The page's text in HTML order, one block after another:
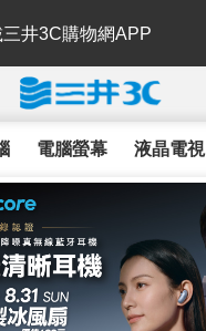
井3C購物網APP
電腦螢幕 液晶電視